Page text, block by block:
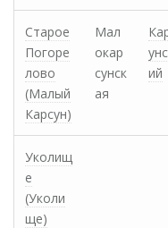
Старое
Погоре
лово
(Малый
Карсун)
Мал
окар
сунск
ая
ий
Уколищ
е
(Уколи
ще)